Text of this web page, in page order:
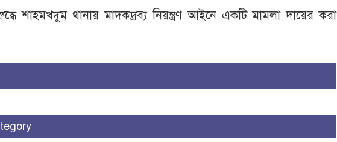
শাহমখদুম থানায় মাদকদ্রব্য নিয়ন্ত্রণ আইনে একটি মামলা দায়ের করা